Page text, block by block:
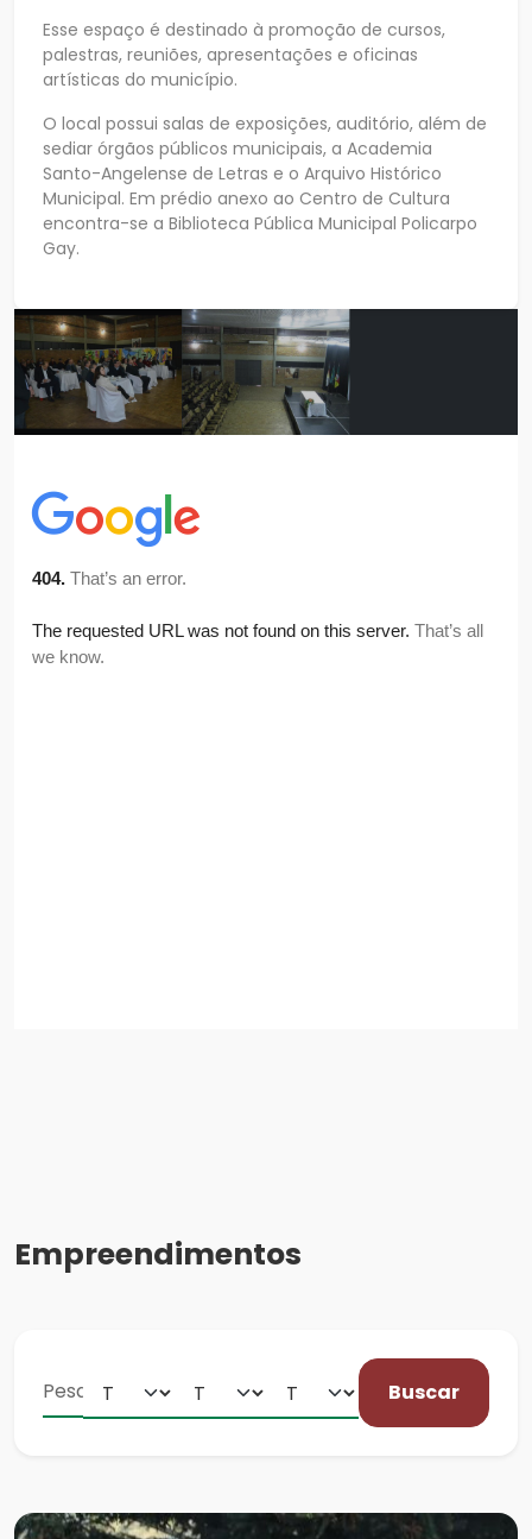
Esse espaço é destinado à promoção de cursos,
palestras, reuniões, apresentações e oficinas
artísticas do município.
O local possui salas de exposições, auditório, além de
sediar órgãos públicos municipais, a Academia
Santo-Angelense de Letras e o Arquivo Histórico
Municipal. Em prédio anexo ao Centro de Cultura
encontra-se a Biblioteca Pública Municipal Policarpo
Gay.
Empreendimentos
Buscar